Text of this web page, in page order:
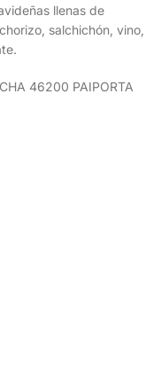
llenas de
salchichón, vino,
46200 PAIPORTA